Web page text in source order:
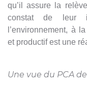
qu’il assure la
constat de leur
l’environnement, à
et productif est une
Une vue du PCA